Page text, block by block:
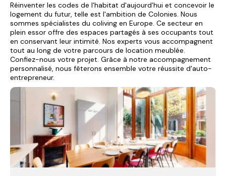
Réinventer les codes de l'habitat d'aujourd'hui et concevoir le
logement du futur, telle est l'ambition de Colonies. Nous
sommes spécialistes du coliving en Europe. Ce secteur en
plein essor offre des espaces partagés à ses occupants tout
en conservant leur intimité. Nos experts vous accompagnent
tout au long de votre parcours de location meublée.
Confiez-nous votre projet. Grâce à notre accompagnement
personnalisé, nous fêterons ensemble votre réussite d'auto-
entrepreneur.